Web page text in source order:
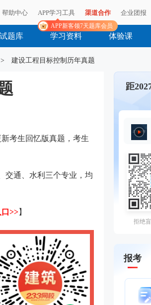
帮助中心 APP学习工具
APP新客领7天题库会员
渠道合作 企业团报
题库 学习资料 体验课
> 建设工程目标控制历年真题
新考生回忆版真题， 考生
、交通、水利三个专业，均
>>】
距
拒绝
报考